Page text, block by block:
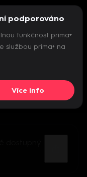
přehrávač
podporováno
funkčnost prima+
službou prima+ na
Více info